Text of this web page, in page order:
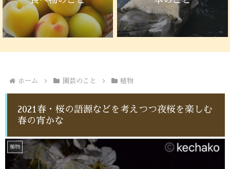
ホーム 園芸のこと 植物
2021春・桜の語源などを考えつつ夜桜を楽しむ
春の宵かな
植物